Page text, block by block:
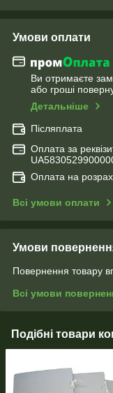
Умови оплати
Ви отримаєте
або гроші
Детальніше
Післяплата
Оплата за
Оплата на
Всі умови оплати
Умови
Повернення товару
Всі умови
Подібні товари